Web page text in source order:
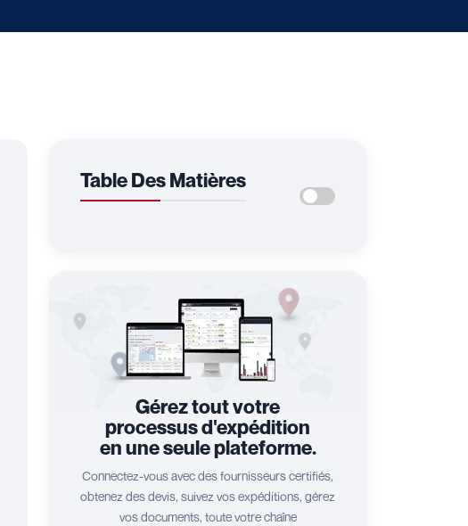
Table Des Matières
Gérez tout votre
processus d'expédition
en une seule plateforme.
Connectez-vous avec des fournisseurs certifiés,
obtenez des devis, suivez vos expéditions, gérez
vos documents, toute votre chaîne